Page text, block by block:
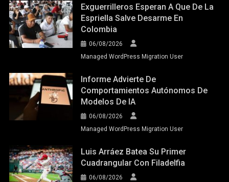
Exguerrilleros Esperan A Que De La
Espriella Salve Desarme En
Colombia
06/08/2026
Managed WordPress Migration User
Informe Advierte De
Comportamientos Autónomos De
Modelos De IA
06/08/2026
Managed WordPress Migration User
Luis Arráez Batea Su Primer
Cuadrangular Con Filadelfia
06/08/2026